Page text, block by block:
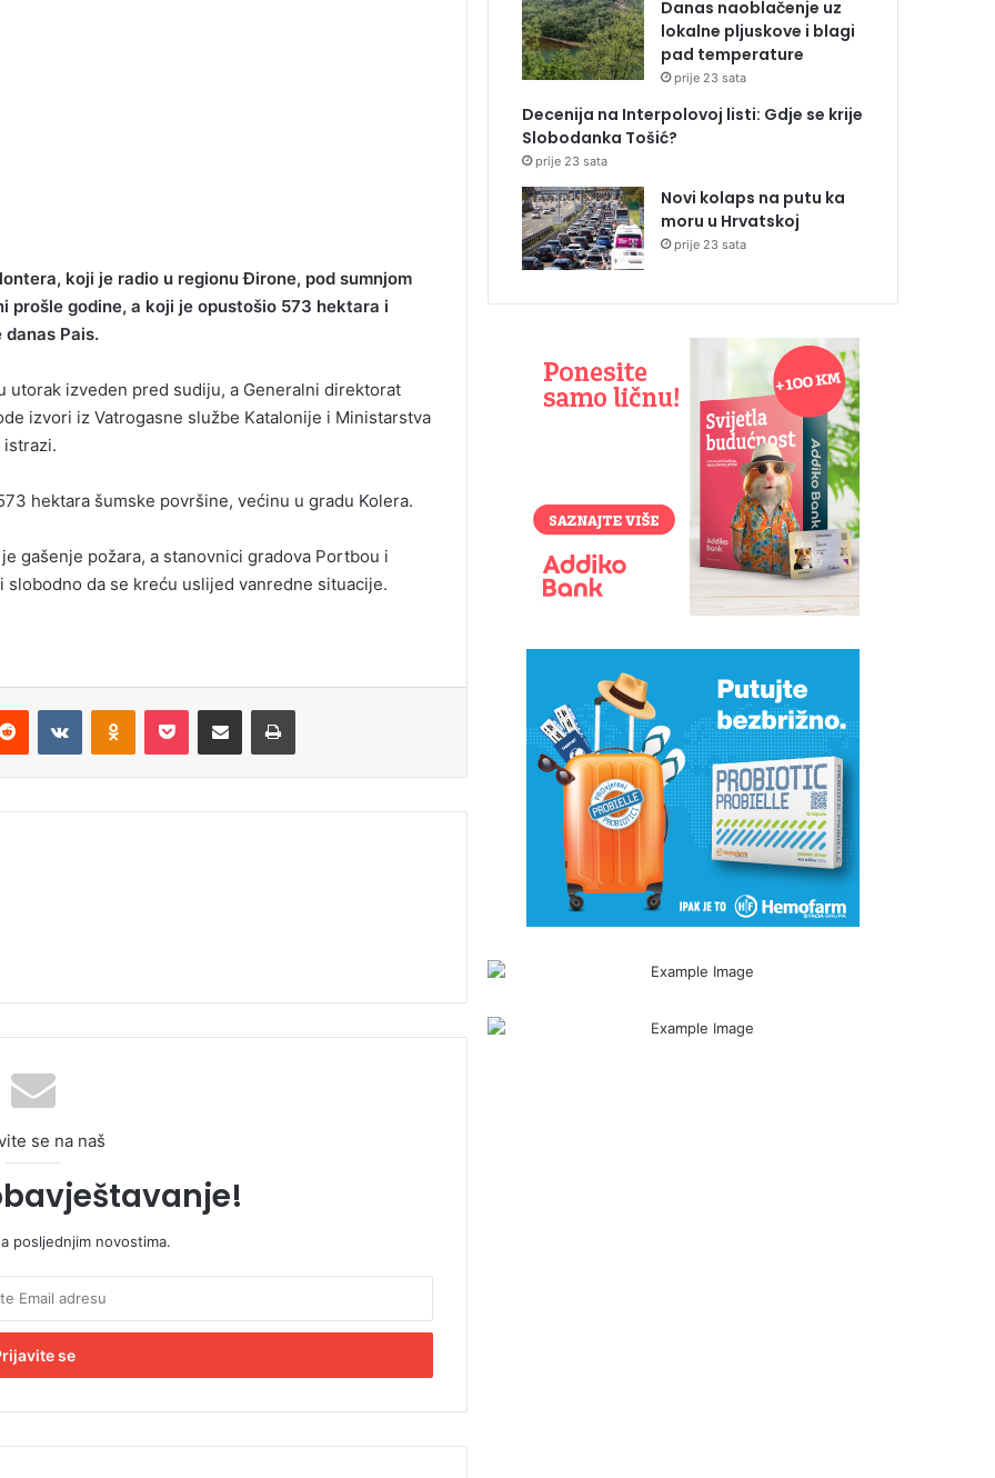
koji je radio u regionu Đirone, pod sumnjom
prošle godine, a koji je opustošio 573 hektara i
danas Pais.
utorak izveden pred sudiju, a Generalni direktorat
izvori iz Vatrogasne službe Katalonije i Ministarstva
istrazi.
hektara šumske površine, većinu u gradu Kolera.
gašenje požara, a stanovnici gradova Portbou i
da se kreću uslijed vanredne situacije.
se na naš
posljednjim novostima.
Danas naoblačenje uz
lokalne pljuskove i blagi
pad temperature
prije 23 sata
Decenija na Interpolovoj listi: Gdje se krije
Slobodanka Tošić?
prije 23 sata
Novi kolaps na putu ka
moru u Hrvatskoj
prije 23 sata